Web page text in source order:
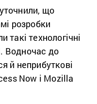
що
розробки
такі технологічні
Водночас до
й неприбуткові
Now і Mozilla